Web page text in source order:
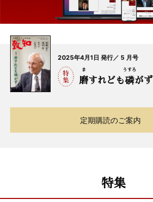
2025年4月1日 発行／ 5 月号
磨
ま
すれども磷
うすろ
がず
定期購読のご案内
特集